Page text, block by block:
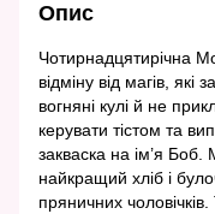
Опис
Чотирнадцятирічна
відміну від магів,
вогняні кулі й не
керувати тістом та
закваска на ім’я Боб.
найкращий хліб і
пряничних